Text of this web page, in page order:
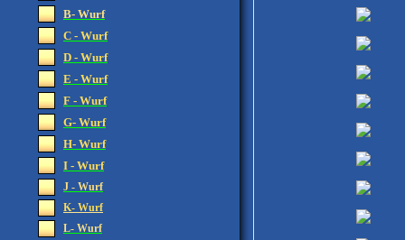
B- Wurf
C - Wurf
D - Wurf
E - Wurf
F - Wurf
G- Wurf
H- Wurf
I - Wurf
J - Wurf
K- Wurf
L- Wurf